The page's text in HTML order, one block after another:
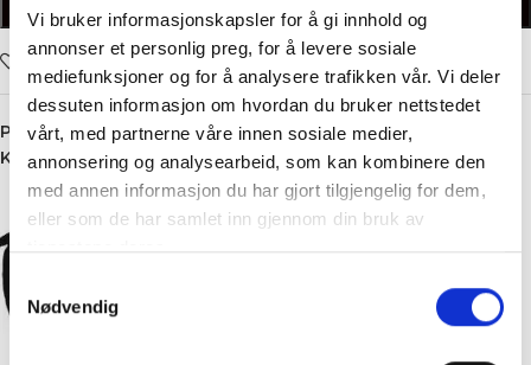
Vi bruker informasjonskapsler for å gi innhold og
annonser et personlig preg, for å levere sosiale
mediefunksjoner og for å analysere trafikken vår. Vi deler
dessuten informasjon om hvordan du bruker nettstedet
vårt, med partnerne våre innen sosiale medier,
annonsering og analysearbeid, som kan kombinere den
med annen informasjon du har gjort tilgjengelig for dem,
eller som de har samlet inn gjennom din bruk av
tjenestene deres.
Nødvendig
LEGG I HANDLEKURV
Legg i ønskelisten
Produktnummer:5252
Kategori: Tshirt